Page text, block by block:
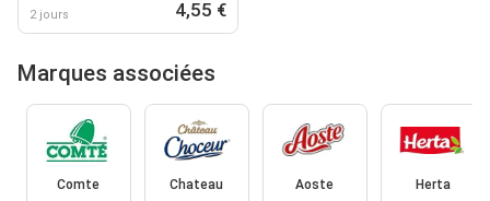
2 jours 4,55 €
Marques associées
Comte Chateau Aoste Herta